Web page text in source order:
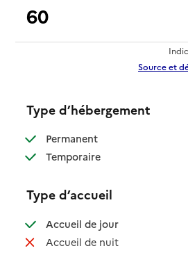
60
Source et
Type d’hébergement
Permanent: disponible
Temporaire: disponible
Type d’accueil
Accueil de jour: disponible
Accueil de nuit: non disponible